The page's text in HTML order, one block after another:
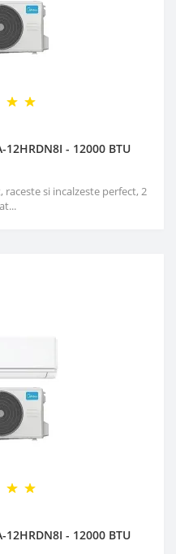
- 12000 BTU
si incalzeste perfect, 2
- 12000 BTU